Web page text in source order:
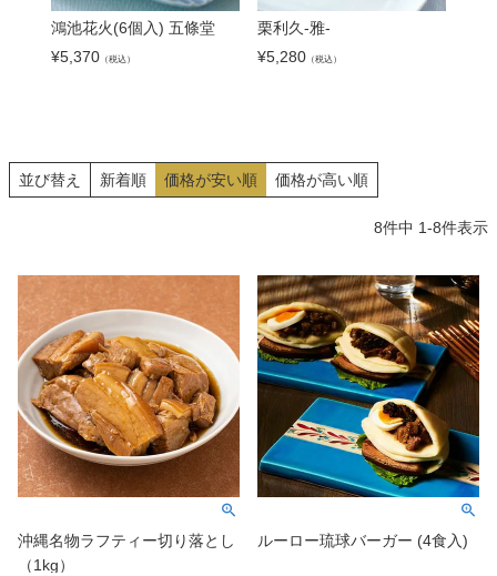
鴻池花火(6個入) 五條堂
¥5,370 （税込）
栗利久-雅-
¥5,280 （税込）
並び替え 新着順 価格が安い順 価格が高い順
8件中 1-8件表示
沖縄名物ラフティー切り落とし
（1kg）
ルーロー琉球バーガー (4食入)